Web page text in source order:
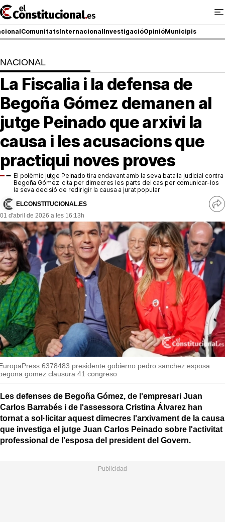
Ir
al
contenido
ComunitatsInternacionalInvestigacióOpinióMunicipis
NACIONAL
COMUNITATS
ElConstitucional TV
MésQueTele
ElConstitucional +
MésQueEstil
MésQuePartits
MésQueSuccessos
MésQueMercats
JudiciExprés
INVESTIGACIÓ
INTERNACIONAL
OPINIÓ
MUNICIPIS
NACIONAL
La Fiscalia i la defensa de
Begoña Gómez demanen al
jutge Peinado que arxivi la
causa i les acusacions que
practiqui noves proves
El polèmic jutge Peinado tira endavant amb la seva batalla judicial contra
Begoña Gómez: cita per dimecres les parts del cas per comunicar-los
la seva decisió de redirigir la causa a jurat popular
ELCONSTITUCIONAL.ES
01 d'abril de 2026 a les 16:13h
6378483 presidente gobierno pedro sanchez esposa
gomez clausura 41 congreso
Les defenses de Begoña Gómez, de l'empresari Juan
Carlos Barrabés i de l'assessora Cristina Álvarez han
tornat a sol·licitar aquest dimecres l'arxivament de la causa
que investiga el jutge Juan Carlos Peinado sobre l'activitat
professional de l'esposa del president del Govern.